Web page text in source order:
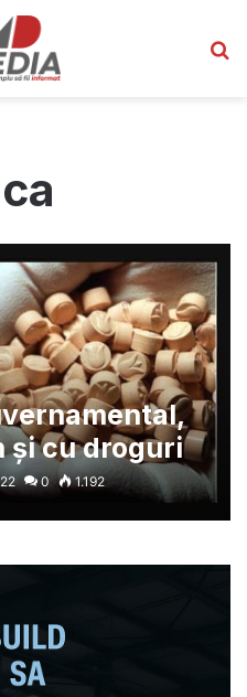
și cu droguri
de stat
0 1.192